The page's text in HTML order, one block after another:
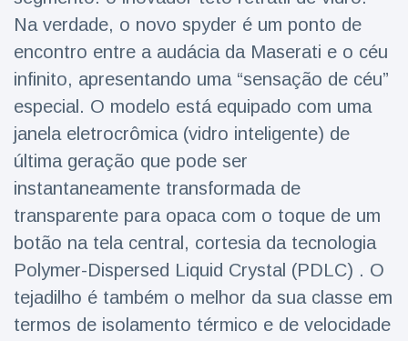
Na verdade, o novo spyder é um ponto de
encontro entre a audácia da Maserati e o céu
infinito, apresentando uma “sensação de céu”
especial. O modelo está equipado com uma
janela eletrocrômica (vidro inteligente) de
última geração que pode ser
instantaneamente transformada de
transparente para opaca com o toque de um
botão na tela central, cortesia da tecnologia
Polymer-Dispersed Liquid Crystal (PDLC) . O
tejadilho é também o melhor da sua classe em
termos de isolamento térmico e de velocidade